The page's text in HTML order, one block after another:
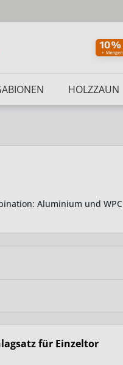
HOLZZAUN
Aluminium und WPC
für Einzeltor